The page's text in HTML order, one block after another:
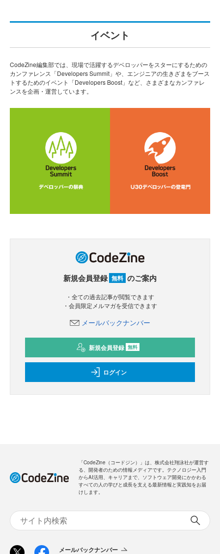
イベント
CodeZine編集部では、現場で活躍するデベロッパーをスターにするための
カンファレンス「Developers Summit」や、エンジニアの生きざまをブース
トするためのイベント「Developers Boost」など、さまざまなカンファレ
ンスを企画・運営しています。
新規会員登録 無料 のご案内
・全ての過去記事が閲覧できます
・会員限定メルマガを受信できます
メールバックナンバー
新規会員登録 無料
ログイン
「CodeZine（コードジン）」は、株式会社翔泳社が運営す
る、開発者のための情報メディアです。テクノロジー入門
からAI活用、キャリアまで、ソフトウェア開発にかかわる
すべての人の学びと成長を支える最新情報と実践知をお届
けします。
メールバックナンバー